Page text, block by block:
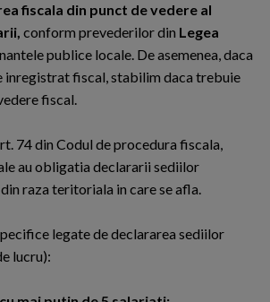
fiscala din punct de vedere al
conform prevederilor din Legea
publice locale. De asemenea, daca
inregistrat fiscal, stabilim daca trebuie
fiscal.
74 din Codul de procedura fiscala,
au obligatia declararii sediilor
raza teritoriala in care se afla.
legate de declararea sediilor
lucru):